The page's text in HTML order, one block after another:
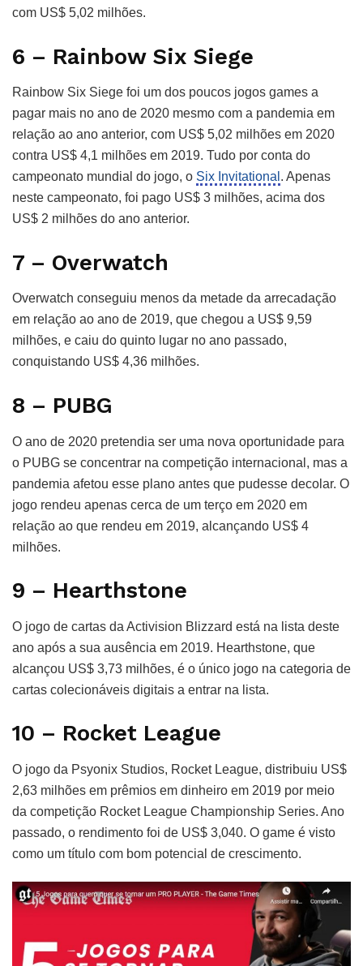
com US$ 5,02 milhões.
6 – Rainbow Six Siege
Rainbow Six Siege foi um dos poucos jogos games a
pagar mais no ano de 2020 mesmo com a pandemia em
relação ao ano anterior, com US$ 5,02 milhões em 2020
contra US$ 4,1 milhões em 2019. Tudo por conta do
campeonato mundial do jogo, o Six Invitational . Apenas
neste campeonato, foi pago US$ 3 milhões, acima dos
US$ 2 milhões do ano anterior.
7 – Overwatch
Overwatch conseguiu menos da metade da arrecadação
em relação ao ano de 2019, que chegou a US$ 9,59
milhões, e caiu do quinto lugar no ano passado,
conquistando US$ 4,36 milhões.
8 – PUBG
O ano de 2020 pretendia ser uma nova oportunidade para
o PUBG se concentrar na competição internacional, mas a
pandemia afetou esse plano antes que pudesse decolar. O
jogo rendeu apenas cerca de um terço em 2020 em
relação ao que rendeu em 2019, alcançando US$ 4
milhões.
9 – Hearthstone
O jogo de cartas da Activision Blizzard está na lista deste
ano após a sua ausência em 2019. Hearthstone, que
alcançou US$ 3,73 milhões, é o único jogo na categoria de
cartas colecionáveis ​​digitais a entrar na lista.
10 – Rocket League
O jogo da Psyonix Studios, Rocket League, distribuiu US$
2,63 milhões em prêmios em dinheiro em 2019 por meio
da competição Rocket League Championship Series. Ano
passado, o rendimento foi de US$ 3,040. O game é visto
como um título com bom potencial de crescimento.